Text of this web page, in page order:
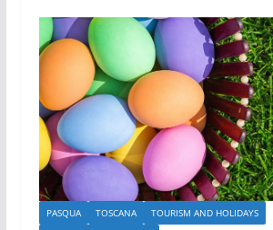
PASQUA TOSCANA
TOURISM AND HOLIDAYS